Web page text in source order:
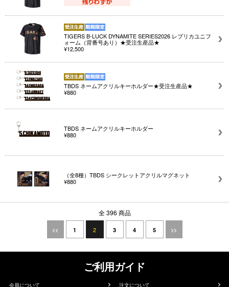
TIGERS B-LUCK DYNAMITE SERIES2026 レプリカユニフ
ォーム（背番号あり）★受注生産品★
¥12,500
TBDS ネームアクリルキーホルダー★受注生産品★
¥880
TBDS ネームアクリルキーホルダー
¥880
（全8種）TBDS シークレットアクリルマグネット
¥880
全 396 商品
<< 1 2 3 4 5 >>
ご利用ガイド
会員について 注文について